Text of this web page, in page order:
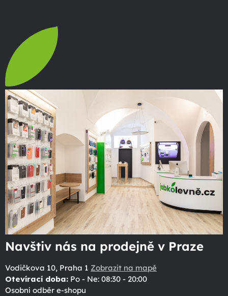
Navštiv nás na prodejně v Praze
Vodičkova 10, Praha 1 Zobrazit na mapě
Otevírací doba: Po - Ne: 08:30 - 20:00
Osobní odběr e-shopu